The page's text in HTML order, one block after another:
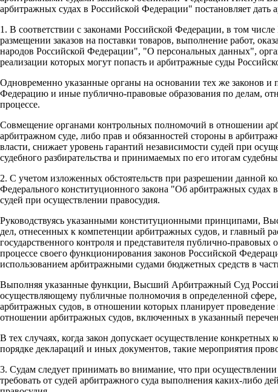
арбитражных судах в Российской Федерации" постановляет
1. В соответствии с законами Российской Федерации, в том
размещении заказов на поставки товаров, выполнение работ,
народов Российской Федерации", "О персональных данных",
реализации которых могут попасть и арбитражные суды
Одновременно указанные органы на основании тех же законов
Федерацию и иные публично-правовые образования по делам,
процессе.
Совмещение органами контрольных полномочий в отношении
арбитражном суде, либо прав и обязанностей стороны в
власти, снижает уровень гарантий независимости судей при
судебного разбирательства и принимаемых по его итогам
2. С учетом изложенных обстоятельств при разрешении данной
Федерального конституционного закона "Об арбитражных судах
судей при осуществлении правосудия.
Руководствуясь указанными конституционными принципами,
дел, отнесенных к компетенции арбитражных судов, и главный
государственного контроля и представителя публично-
процессе своего функционирования законов Российской
использованием арбитражными судами бюджетных средств в
Выполняя указанные функции, Высший Арбитражный Суд
осуществляющему публичные полномочия в определенной сфере,
арбитражных судов, в отношении которых планирует
отношении арбитражных судов, включенных в указанный
В тех случаях, когда закон допускает осуществление
порядке деклараций и иных документов, такие мероприятия
3. Судам следует принимать во внимание, что при
требовать от судей арбитражного суда выполнения каких-либо